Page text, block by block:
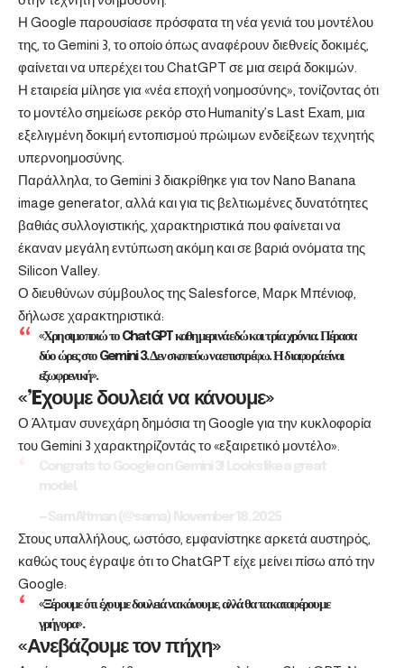
Η Google παρουσίασε πρόσφατα τη νέα γενιά του μοντέλου
της, το Gemini 3, το οποίο όπως αναφέρουν διεθνείς δοκιμές,
φαίνεται να υπερέχει του ChatGPT σε μια σειρά δοκιμών.
Η εταιρεία μίλησε για «νέα εποχή νοημοσύνης», τονίζοντας ότι
το μοντέλο σημείωσε ρεκόρ στο Humanity’s Last Exam, μια
εξελιγμένη δοκιμή εντοπισμού πρώιμων ενδείξεων τεχνητής
υπερνοημοσύνης.
Παράλληλα, το Gemini 3 διακρίθηκε για τον Nano Banana
image generator, αλλά και για τις βελτιωμένες δυνατότητες
βαθιάς συλλογιστικής, χαρακτηριστικά που φαίνεται να
έκαναν μεγάλη εντύπωση ακόμη και σε βαριά ονόματα της
Silicon Valley.
Ο διευθύνων σύμβουλος της Salesforce, Μαρκ Μπένιοφ,
δήλωσε χαρακτηριστικά:
«Χρησιμοποιώ το ChatGPT καθημερινά εδώ και τρία χρόνια. Πέρασα
δύο ώρες στο Gemini 3. Δεν σκοπεύω να επιστρέφω. Η διαφορά είναι
εξωφρενική».
«’Eχουμε δουλειά να κάνουμε»
Ο Άλτμαν συνεχάρη δημόσια τη Google για την κυκλοφορία
του Gemini 3 χαρακτηρίζοντάς το «εξαιρετικό μοντέλο».
Στους υπαλλήλους, ωστόσο, εμφανίστηκε αρκετά αυστηρός,
καθώς τους έγραψε ότι το ChatGPT είχε μείνει πίσω από την
Google:
«Ξέρουμε ότι έχουμε δουλειά να κάνουμε, αλλά θα τα καταφέρουμε
γρήγορα».
«Ανεβάζουμε τον πήχη»